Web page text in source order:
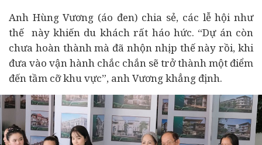
Anh Hùng Vương (áo đen) chia sẻ, các lễ hội như
thế này khiến du khách rất háo hức. “Dự án còn
chưa hoàn thành mà đã nhộn nhịp thế này rồi, khi
đưa vào vận hành chắc chắn sẽ trở thành một điểm
đến tầm cỡ khu vực”, anh Vương khẳng định.